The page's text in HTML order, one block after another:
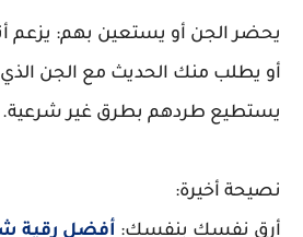
يحضر الجن أو يستعين بهم: يزعم
أو يطلب منك الحديث مع الجن الذي
يستطيع طردهم بطرق غير شرعية.
نصيحة أخيرة:
أرقِ نفسك بنفسك: أفضل رقية